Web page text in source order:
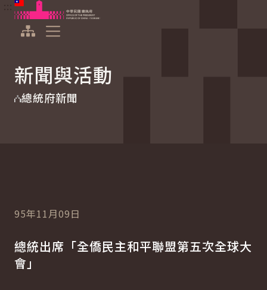
跳到主要內容
中華民國總統府
新聞與活動
總統府新聞
95年11月09日
總統出席「全僑民主和平聯盟第五次全球大
會」